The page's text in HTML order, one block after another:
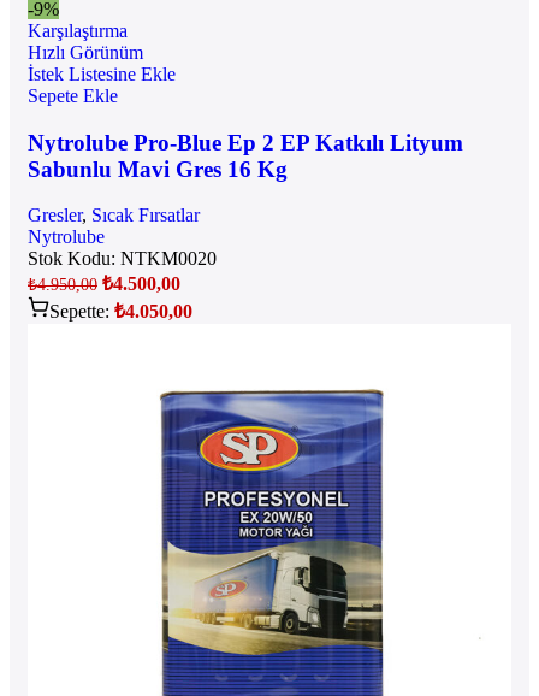
-9%
Karşılaştırma
Hızlı Görünüm
İstek Listesine Ekle
Sepete Ekle
Nytrolube Pro-Blue Ep 2 EP Katkılı Lityum
Sabunlu Mavi Gres 16 Kg
Gresler, Sıcak Fırsatlar
Nytrolube
Stok Kodu: NTKM0020
₺4.950,00 ₺4.500,00
Sepette: ₺4.050,00